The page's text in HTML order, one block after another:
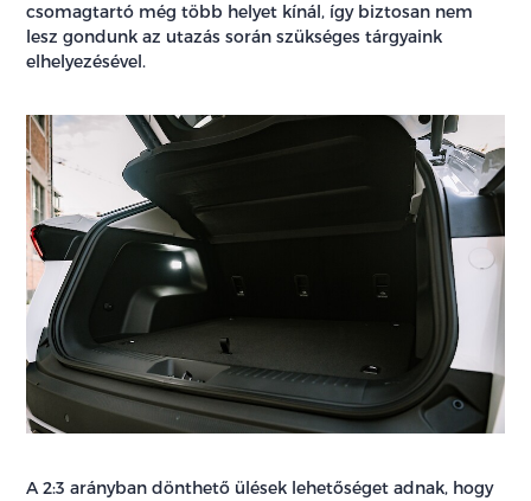
csomagtartó még több helyet kínál, így biztosan nem
lesz gondunk az utazás során szükséges tárgyaink
elhelyezésével.
A 2:3 arányban dönthető ülések lehetőséget adnak, hogy